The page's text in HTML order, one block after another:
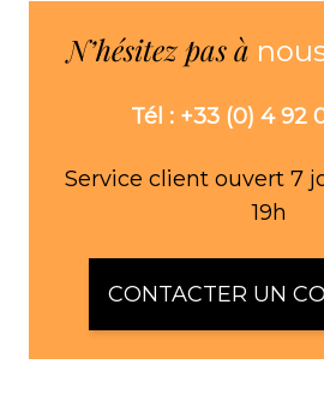
N’hésitez pas à
Tél : +33 (0) 4 92
Service client ouvert 7
19h
CONTACTER UN